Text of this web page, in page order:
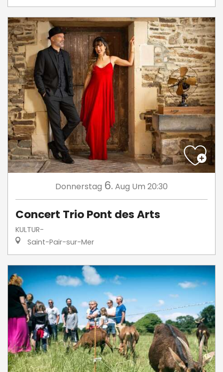
Donnerstag 6. Aug Um 20:30
Concert Trio Pont des Arts
KULTUR-
Saint-Pair-sur-Mer